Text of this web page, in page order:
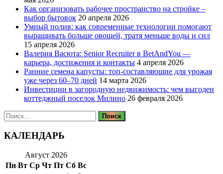
Как организовать рабочее пространство на стройке –
выбор бытовок 20 апреля 2026
Умный полив: как современные технологии помогают
выращивать больше овощей, тратя меньше воды и сил
15 апреля 2026
Валерия Васюта: Senior Recruiter в BetAndYou —
карьера, достижения и контакты 4 апреля 2026
Ранние семена капусты: топ‑составляющие для урожая
уже через 60–70 дней 14 марта 2026
Инвестиции в загородную недвижимость: чем выгоден
коттеджный поселок Милино 26 февраля 2026
Найти:
КАЛЕНДАРЬ
Август 2026
Пн Вт Ср Чт Пт Сб Вс